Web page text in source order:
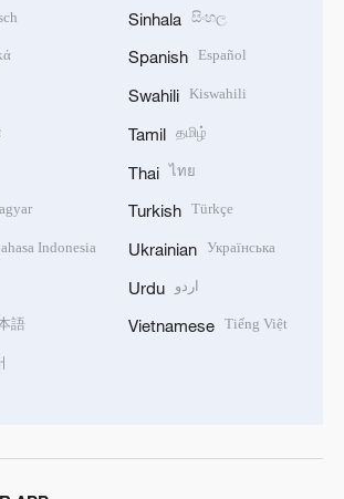
Indonesia
語
Sinhala සිංහල
Spanish Español
Swahili Kiswahili
Tamil தமிழ்
Thai ไทย
Turkish Türkçe
Ukrainian Українська
Urdu اردو
Vietnamese Tiếng Việt